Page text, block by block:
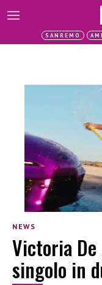
SANREMO
NEWS
Victoria
singolo in